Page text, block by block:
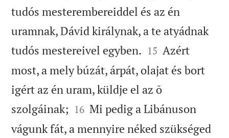
tudós mesterembereiddel és az én
uramnak, Dávid királynak, a te atyádnak
tudós mestereivel egyben. 

15 Azért
most, a mely búzát, árpát, olajat és bort
igért az én uram, küldje el az õ
szolgáinak; 

16 Mi pedig a Libánuson
vágunk fát, a mennyire néked szükséged